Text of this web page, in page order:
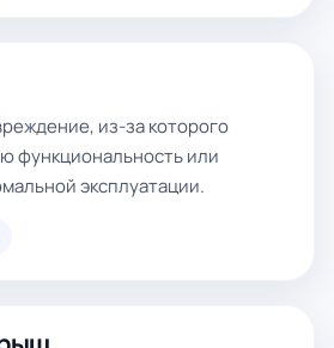
из-за которого
функциональность или
эксплуатации.